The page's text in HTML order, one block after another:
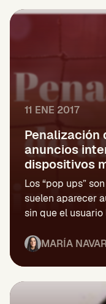
11 ENE 2017
Penalización
anuncios
dispositivos
Los “pop ups”
suelen aparecer
sin que el usuario
MARÍA